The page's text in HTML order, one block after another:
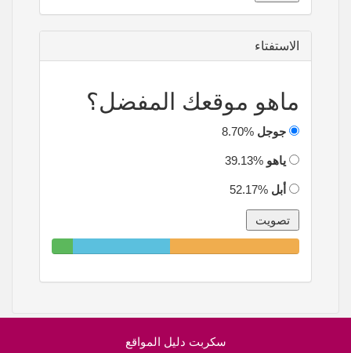
الاستفتاء
ماهو موقعك المفضل؟
جوجل
ياهو
أبل
سكربت دليل المواقع